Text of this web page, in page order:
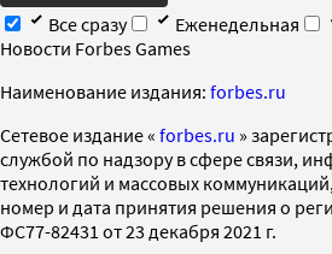
Все сразу
Еженедельная
Новости Forbes Games
Наименование издания: forbes.ru
Cетевое издание « forbes.ru »
службой по надзору в сфере связи,
технологий и массовых
номер и дата принятия решения о
ФС77-82431 от 23 декабря 2021 г.